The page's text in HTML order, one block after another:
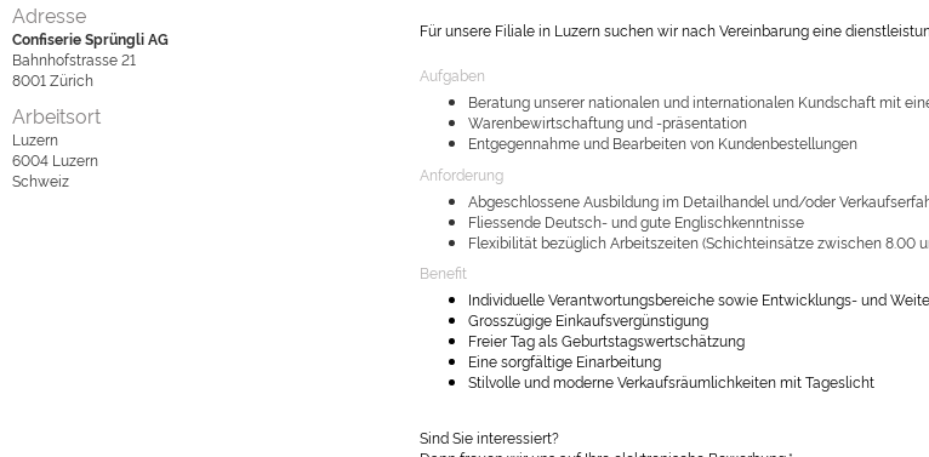
Adresse
Confiserie Sprüngli AG
Bahnhofstrasse 21
8001 Zürich
Arbeitsort
Luzern
6004 Luzern
Schweiz
Für unsere Filiale in Luzern suchen wir nach Vereinbarung eine
Aufgaben
Beratung unserer nationalen und internationalen Kundschaft mit
Warenbewirtschaftung und -präsentation
Entgegennahme und Bearbeiten von Kundenbestellungen
Anforderung
Abgeschlossene Ausbildung im Detailhandel und/oder
Fliessende Deutsch- und gute Englischkenntnisse
Flexibilität bezüglich Arbeitszeiten (Schichteinsätze zwischen 8.00
Benefit
Individuelle Verantwortungsbereiche sowie Entwicklungs- und
Grosszügige Einkaufsvergünstigung
Freier Tag als Geburtstagswertschätzung
Eine sorgfältige Einarbeitung
Stilvolle und moderne Verkaufsräumlichkeiten mit Tageslicht
Sind Sie interessiert?